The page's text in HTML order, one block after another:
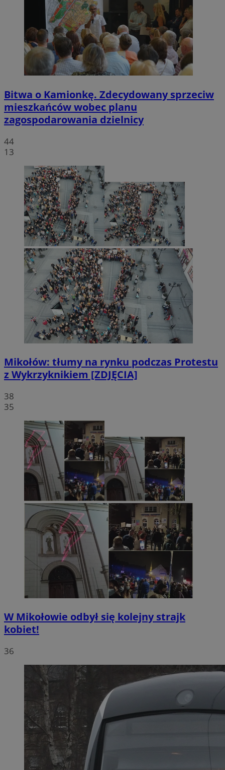
Bitwa o Kamionkę. Zdecydowany sprzeciw
mieszkańców wobec planu
zagospodarowania dzielnicy
44
13
Mikołów: tłumy na rynku podczas Protestu
z Wykrzyknikiem [ZDJĘCIA]
38
35
W Mikołowie odbył się kolejny strajk
kobiet!
36